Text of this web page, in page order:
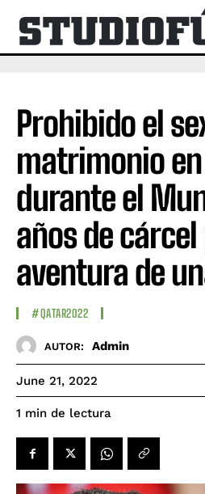
Prohibido el
matrimonio
durante el
años de
aventura de
#QATAR2022
AUTOR: Admin
June 21, 2022
1 min de lectura